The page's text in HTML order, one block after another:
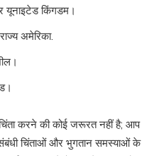
यूनाइटेड किंगडम।
अमेरिका.
करने की कोई जरूरत नहीं है; आप
चिंताओं और भुगतान समस्याओं के